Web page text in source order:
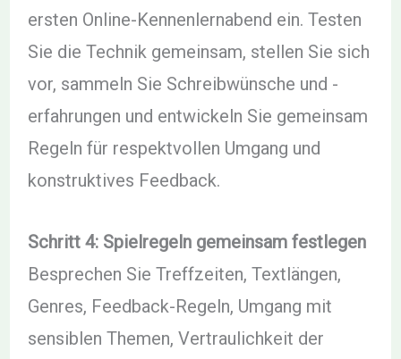
ersten Online-Kennenlernabend ein. Testen
Sie die Technik gemeinsam, stellen Sie sich
vor, sammeln Sie Schreibwünsche und -
erfahrungen und entwickeln Sie gemeinsam
Regeln für respektvollen Umgang und
konstruktives Feedback.
Schritt 4: Spielregeln gemeinsam festlegen
Besprechen Sie Treffzeiten, Textlängen,
Genres, Feedback-Regeln, Umgang mit
sensiblen Themen, Vertraulichkeit der